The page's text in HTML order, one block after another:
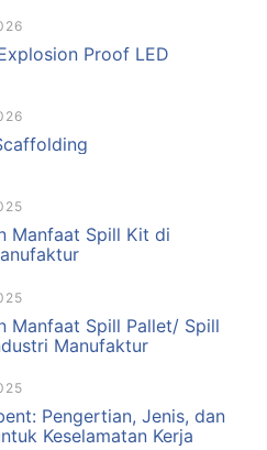
Proof LED
Manfaat Spill Kit di
Manfaat Spill Pallet/ Spill
Manufaktur
Pengertian, Jenis, dan
Keselamatan Kerja